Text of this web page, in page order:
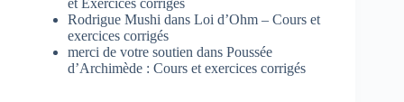
Rodrigue Mushi dans Loi d’Ohm – Cours et
exercices corrigés
merci de votre soutien dans Poussée
d’Archimède : Cours et exercices corrigés